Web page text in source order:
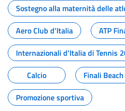
Sostegno alla maternità delle
Aero Club d'Italia
ATP
Internazionali d'Italia di Tennis
Calcio
Finali
Promozione sportiva